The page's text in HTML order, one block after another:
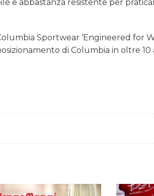
e abbastanza resistente per
Sportwear ‘Engineered for
di Columbia in oltre 10